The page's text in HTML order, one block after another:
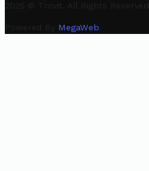
2025 © Trovit. All Rights Reserved.
Powered By MegaWeb